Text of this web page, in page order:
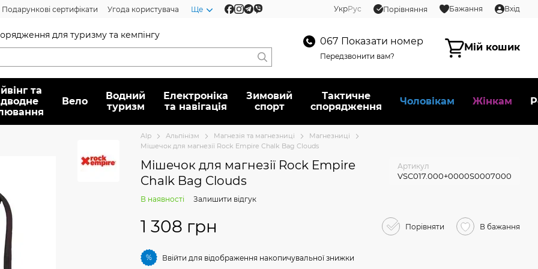
Подарункові сертифікати Угода користувача Ще УкрРус Порівняння Бажання Вхід
для туризму та кемпінгу
067 Показати номер
Передзвонити вам?
Мій кошик
та
Вело
Водний
туризм
Електроніка
та навігація
Зимовий
спорт
Тактичне
спорядження
Чоловікам Жінкам
Alp Альпінізм Магнезія та магнезниці
Магнезниці
Мішечок для магнезії Rock Empire Chalk Bag Clouds
Мішечок для магнезії Rock Empire
Chalk Bag Clouds
Артикул
VSC017.000+0000S0007000
В наявності Залишити відгук
1 308 грн Порівняти В бажання
% Ввійти для відображення накопичувальної знижки